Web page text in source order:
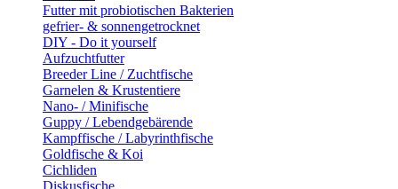
Futter mit probiotischen Bakterien
gefrier- & sonnengetrocknet
DIY - Do it yourself
Aufzuchtfutter
Breeder Line / Zuchtfische
Garnelen & Krustentiere
Nano- / Minifische
Guppy / Lebendgebärende
Kampffische / Labyrinthfische
Goldfische & Koi
Cichliden
Diskusfische